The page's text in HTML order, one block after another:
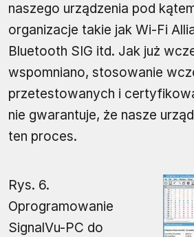
naszego urządzenia pod
organizacje takie jak Wi-Fi
Bluetooth SIG itd. Jak już
wspomniano, stosowanie
przetestowanych i
nie gwarantuje, że nasze
ten proces.
Rys. 6.
Oprogramowanie
SignalVu-PC do